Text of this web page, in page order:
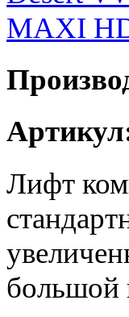
Лифт
большой